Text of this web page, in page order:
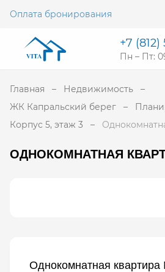
Оплата бронирования
+7
Пн – Пт:
Главная
Недвижимость
ЖК Капральский берег
Корпус 5, этаж 3
ОДНОКОМНАТНАЯ
Однокомнатная